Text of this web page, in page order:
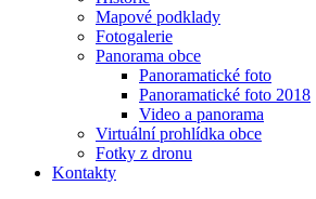
Mapové podklady
Fotogalerie
Panorama obce
Panoramatické foto
Panoramatické foto 2018
Video a panorama
Virtuální prohlídka obce
Fotky z dronu
Kontakty